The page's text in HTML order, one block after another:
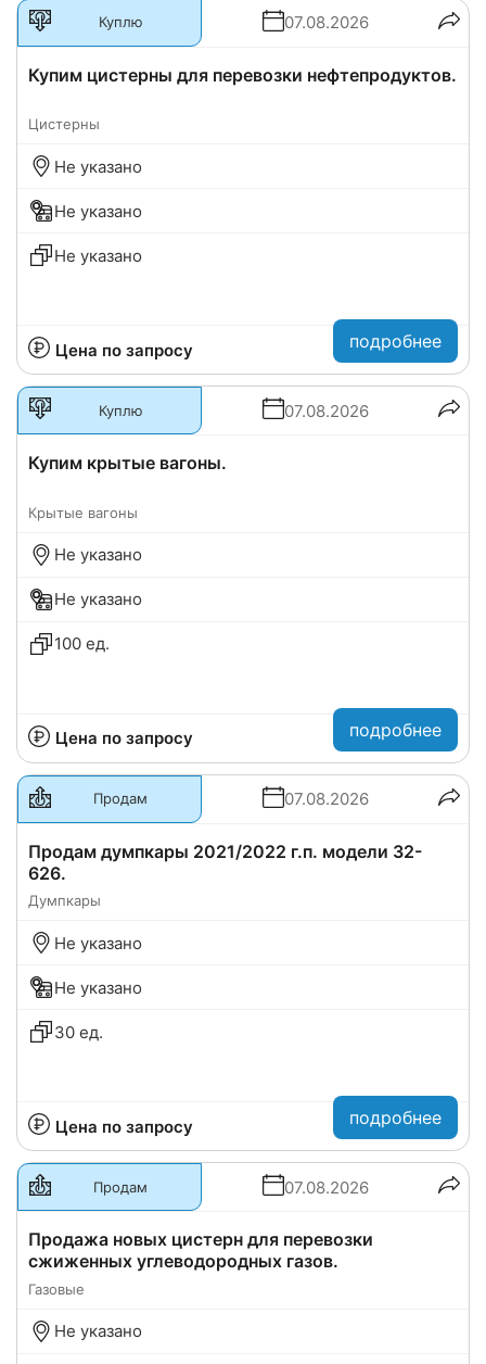
Куплю 07.08.2026
Купим цистерны для перевозки нефтепродуктов.
Цистерны
Не указано
Не указано
Не указано
Цена по запросу подробнее
Куплю 07.08.2026
Купим крытые вагоны.
Крытые вагоны
Не указано
Не указано
100 ед.
Цена по запросу подробнее
Продам 07.08.2026
Продам думпкары 2021/2022 г.п. модели 32-
626.
Думпкары
Не указано
Не указано
30 ед.
Цена по запросу подробнее
Продам 07.08.2026
Продажа новых цистерн для перевозки
сжиженных углеводородных газов.
Газовые
Не указано